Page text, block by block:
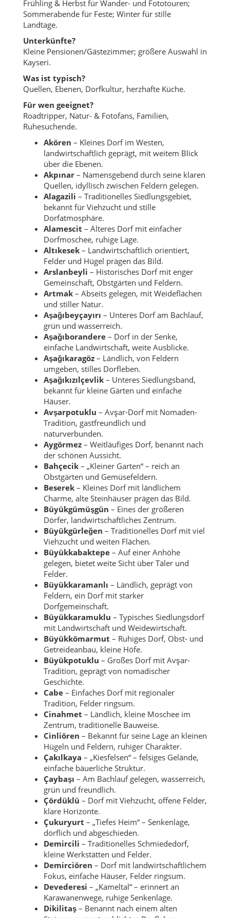
Frühling & Herbst für Wander- und Fototouren;
Sommerabende für Feste; Winter für stille
Landtage.
Unterkünfte?
Kleine Pensionen/Gästezimmer; größere Auswahl in
Kayseri.
Was ist typisch?
Quellen, Ebenen, Dorfkultur, herzhafte Küche.
Für wen geeignet?
Roadtripper, Natur- & Fotofans, Familien,
Ruhesuchende.
Akören – Kleines Dorf im Westen,
landwirtschaftlich geprägt, mit weitem Blick
über die Ebenen.
Akpınar – Namensgebend durch seine klaren
Quellen, idyllisch zwischen Feldern gelegen.
Alagazili – Traditionelles Siedlungsgebiet,
bekannt für Viehzucht und stille
Dorfatmosphäre.
Alamescit – Älteres Dorf mit einfacher
Dorfmoschee, ruhige Lage.
Altıkesek – Landwirtschaftlich orientiert,
Felder und Hügel prägen das Bild.
Arslanbeyli – Historisches Dorf mit enger
Gemeinschaft, Obstgärten und Feldern.
Artmak – Abseits gelegen, mit Weideflächen
und stiller Natur.
Aşağıbeyçayırı – Unteres Dorf am Bachlauf,
grün und wasserreich.
Aşağıborandere – Dorf in der Senke,
einfache Landwirtschaft, weite Ausblicke.
Aşağıkaragöz – Ländlich, von Feldern
umgeben, stilles Dorfleben.
Aşağıkızılçevlik – Unteres Siedlungsband,
bekannt für kleine Gärten und einfache
Häuser.
Avşarpotuklu – Avşar-Dorf mit Nomaden-
Tradition, gastfreundlich und
naturverbunden.
Aygörmez – Weitläufiges Dorf, benannt nach
der schönen Aussicht.
Bahçecik – „Kleiner Garten“ – reich an
Obstgärten und Gemüsefeldern.
Beserek – Kleines Dorf mit ländlichem
Charme, alte Steinhäuser prägen das Bild.
Büyükgümüşgün – Eines der größeren
Dörfer, landwirtschaftliches Zentrum.
Büyükgürleğen – Traditionelles Dorf mit viel
Viehzucht und weiten Flächen.
Büyükkabaktepe – Auf einer Anhöhe
gelegen, bietet weite Sicht über Täler und
Felder.
Büyükkaramanlı – Ländlich, geprägt von
Feldern, ein Dorf mit starker
Dorfgemeinschaft.
Büyükkaramuklu – Typisches Siedlungsdorf
mit Landwirtschaft und Weidewirtschaft.
Büyükkömarmut – Ruhiges Dorf, Obst- und
Getreideanbau, kleine Höfe.
Büyükpotuklu – Großes Dorf mit Avşar-
Tradition, geprägt von nomadischer
Geschichte.
Cabe – Einfaches Dorf mit regionaler
Tradition, Felder ringsum.
Cinahmet – Ländlich, kleine Moschee im
Zentrum, traditionelle Bauweise.
Cinliören – Bekannt für seine Lage an kleinen
Hügeln und Feldern, ruhiger Charakter.
Çakılkaya – „Kiesfelsen“ – felsiges Gelände,
einfache bäuerliche Struktur.
Çaybaşı – Am Bachlauf gelegen, wasserreich,
grün und freundlich.
Çördüklü – Dorf mit Viehzucht, offene Felder,
klare Horizonte.
Çukuryurt – „Tiefes Heim“ – Senkenlage,
dörflich und abgeschieden.
Demircili – Traditionelles Schmiededorf,
kleine Werkstätten und Felder.
Demirciören – Dorf mit landwirtschaftlichem
Fokus, einfache Häuser, Felder ringsum.
Devederesi – „Kameltal“ – erinnert an
Karawanenwege, ruhige Senkenlage.
Dikilitaş – Benannt nach einem alten